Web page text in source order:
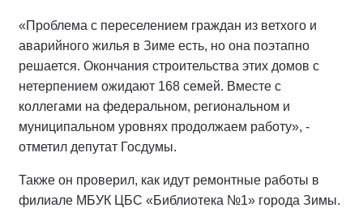
«Проблема с переселением граждан из ветхого и
аварийного жилья в Зиме есть, но она поэтапно
решается. Окончания строительства этих домов с
нетерпением ожидают 168 семей. Вместе с
коллегами на федеральном, региональном и
муниципальном уровнях продолжаем работу», -
отметил депутат Госдумы.
Также он проверил, как идут ремонтные работы в
филиале МБУК ЦБС «Библиотека №1» города Зимы.